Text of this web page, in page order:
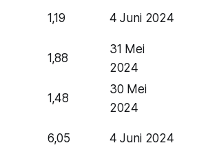
1,19 4 Juni 2024
1,88
31 Mei
2024
1,48
30 Mei
2024
6,05 4 Juni 2024